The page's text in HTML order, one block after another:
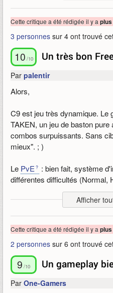
Le jeu propose également
instances (4 pour chaque
Et le jeu propose également
qui sont optionnelles, mais
( craft de meilleur gear)
PVP
Le pvp est plus ou moins
option (le joueur qui créer
de se faire envahir) ou aller
uniquement du pvp sans pve.
Évidemment, il peut y avoir
dans une même instance est
de tuer les envahisseurs, de
joueurs comme distraction
diversité et un peu la stratégie
qui est relativement
Cette critique a été rédigée il y a plus
3 personnes sur 4 ont trouvé
10 /10 Un très bon
Par palentir
Alors,
C9 est jeu très dynamique. Le
TAKEN, un jeu de baston
combos surpuissants. Sans
mieux". ; )
Le PvE
: bien fait, système
différentes difficultés (Normal,
"Hell" pour certains).
Les Quêtes sont données
clear dans plusieursniveau
chercher tels ou tels Mobs sur
Boss à la fin de presque
assez rapidement sans trop
Afficher
Cette critique a été rédigée il y a plus
2 personnes sur 6 ont trouvé
9 /10 Un gameplay
Par One-Gamers